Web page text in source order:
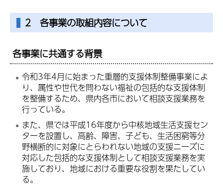
2 各事業の取組内容について
各事業に共通する背景
令和3年4月に始まった重層的支援体制整備事業によ
り、属性や世代を問わない福祉の包括的な支援体制
を整備するため、県内各市において相談支援業務を
行っている。
また、県では平成16年度から中核地域生活支援セン
ターを設置し、高齢、障害、子ども、生活困窮等分
野横断的に対象にとらわれない地域の支援ニーズに
対応した包括的な支援体制として相談支援業務を実
施しており、地域における重要な役割を果たしてい
る。